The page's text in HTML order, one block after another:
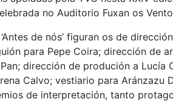
no Auditorio Fuxan os
de nós’ figuran os de
para Pepe Coira; dirección de
dirección de produción a Lucía
Calvo; vestiario para Aránzazu
de interpretación, tanto